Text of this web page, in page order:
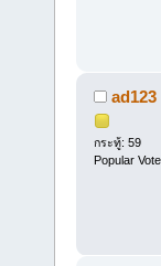
ad123
กระทู้: 59
Popular